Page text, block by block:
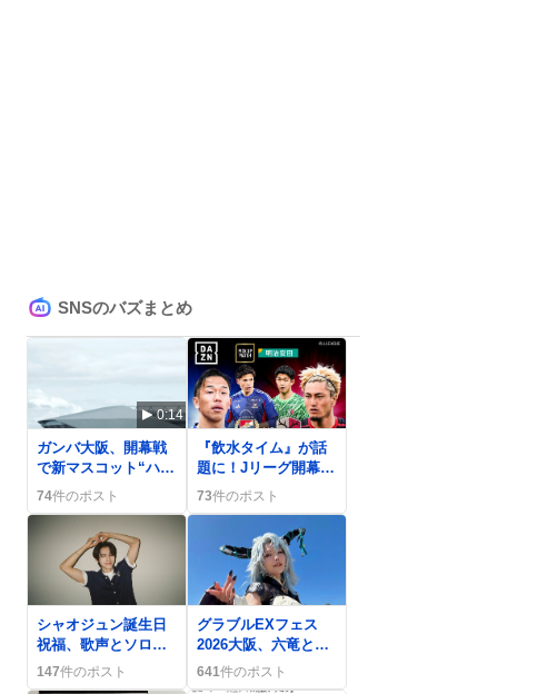
SNSのバズまとめ
0:14
ガンバ大阪、開幕戦
で新マスコット“ハー
チモ”初登場にファン
歓喜
74件のポスト
『飲水タイム』が話
題に！Jリーグ開幕戦
で新呼称が登場、フ
ァンの反応も熱い
73件のポスト
シャオジュン誕生日
祝福、歌声とソロ活
動にファン熱狂、
WayVの新曲期待も
147件のポスト
グラブルEXフェス
2026大阪、六竜とサ
ンダルフォンが登場
でファン熱狂
641件のポスト